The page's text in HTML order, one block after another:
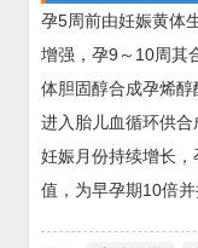
孕5周前由妊娠黄体
增强，孕9～10周其
体胆固醇合成孕烯
进入胎儿血循环供
妊娠月份持续增长
值，为早孕期10倍并